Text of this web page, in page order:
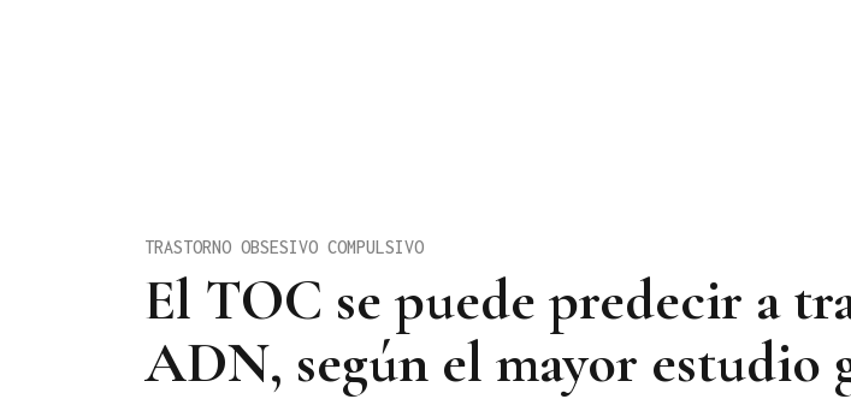
El TOC se puede predecir a
ADN, según el mayor estudio
TRASTORNO OBSESIVO COMPULSIVO